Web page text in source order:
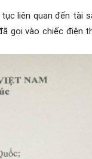
liên quan đến tài
gọi vào chiếc điện